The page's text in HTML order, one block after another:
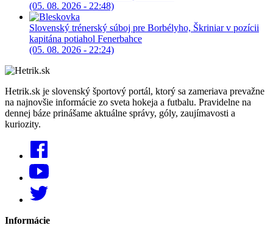
(05. 08. 2026 - 22:48)
Slovenský trénerský súboj pre Borbélyho, Škriniar v pozícii
kapitána potiahol Fenerbahce
(05. 08. 2026 - 22:24)
Hetrik.sk je slovenský športový portál, ktorý sa zameriava prevažne
na najnovšie informácie zo sveta hokeja a futbalu. Pravidelne na
dennej báze prinášame aktuálne správy, góly, zaujímavosti a
kuriozity.
Informácie